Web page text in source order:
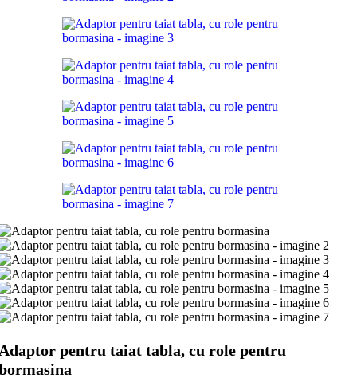
pentru taiat tabla, cu role pentru